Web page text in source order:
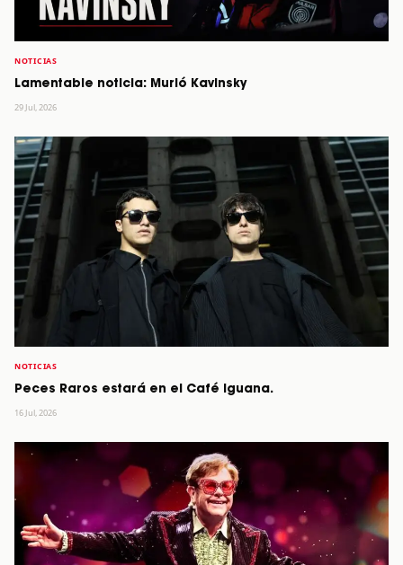
NOTICIAS
Lamentable noticia: Murió Kavinsky
29 Jul, 2026
NOTICIAS
Peces Raros estará en el Café Iguana.
16 Jul, 2026